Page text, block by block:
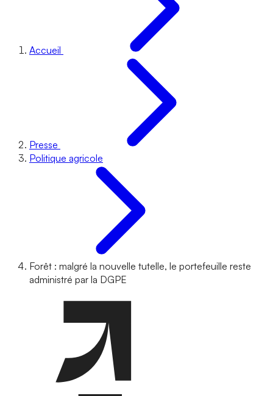
Accueil
Presse
Politique agricole
Forêt : malgré la nouvelle tutelle, le portefeuille reste
administré par la DGPE